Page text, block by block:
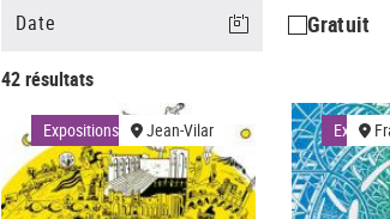
Gratuit
42 résultats
Expositions Jean-Vilar